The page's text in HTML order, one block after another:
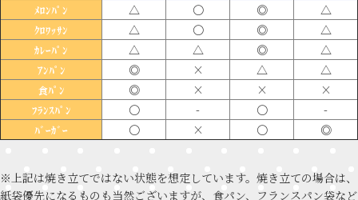
ﾒﾛﾝﾊﾟﾝ △ 〇 ◎ △
ｸﾛﾜｯｻﾝ △ 〇 ◎ △
ｶﾚｰﾊﾟﾝ △ △ ◎ △
ｱﾝﾊﾟﾝ ◎ × △ △
食ﾊﾟﾝ ◎ × × ×
ﾌﾗﾝｽﾊﾟﾝ 〇 - 〇 -
ﾊﾞｰｶﾞｰ 〇 × 〇 ◎
※上記は焼き立てではない状態を想定しています。焼き立ての場合は、
紙袋優先になるものも当然ございますが、食パン、フランスパン袋など